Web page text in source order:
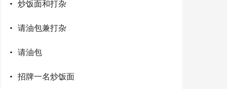
· 炒饭面和打杂
· 请油包兼打杂
· 请油包
· 招牌一名炒饭面